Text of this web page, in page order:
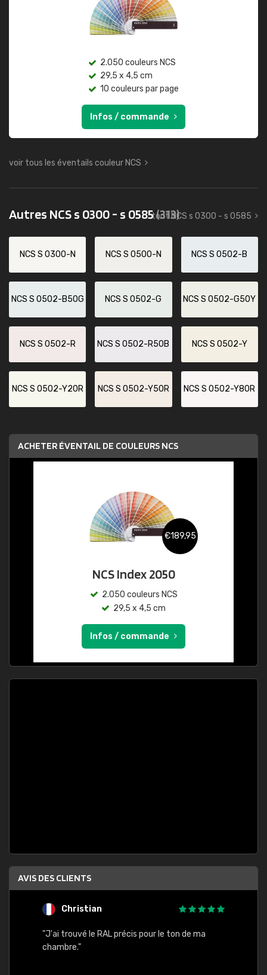
2.050 couleurs NCS
29,5 x 4,5 cm
10 couleurs par page
Infos / commande
voir tous les éventails couleur NCS
Autres NCS s 0300 - s 0585(313)
tout NCS s 0300 - s 0585
NCS S 0300-N NCS S 0500-N NCS S 0502-B
NCS S 0502-B50G NCS S 0502-G NCS S 0502-G50Y
NCS S 0502-R NCS S 0502-R50B NCS S 0502-Y
NCS S 0502-Y20R NCS S 0502-Y50R NCS S 0502-Y80R
ACHETER ÉVENTAIL DE COULEURS NCS
€189,95
NCS Index 2050
2.050 couleurs NCS
29,5 x 4,5 cm
Infos / commande
AVIS DES CLIENTS
Christian
"J'ai trouvé le RAL précis pour le ton de ma
chambre."